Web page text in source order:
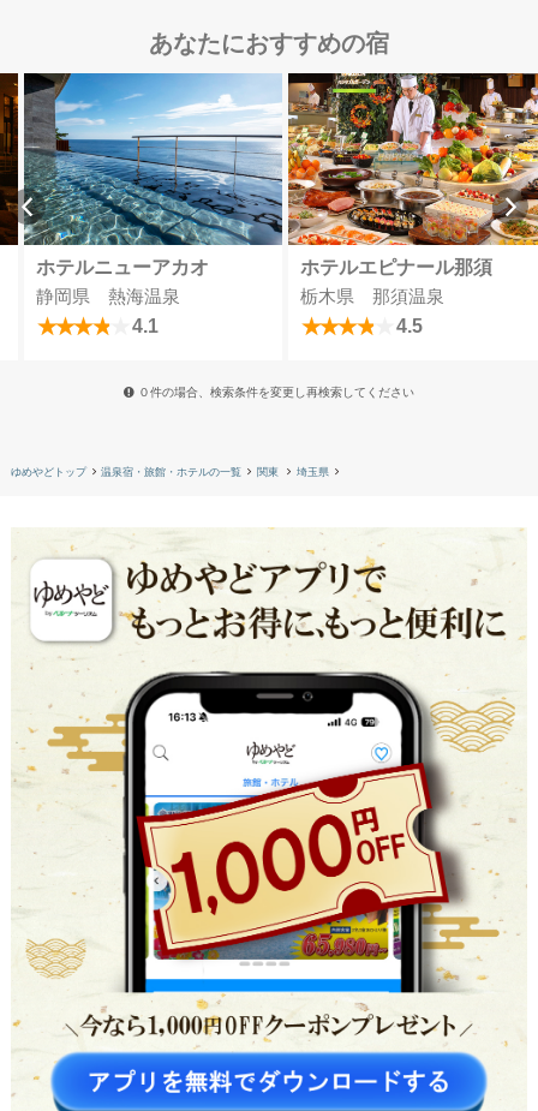
あなたにおすすめの宿
ホテルニューアカオ
静岡県 熱海温泉
4.1
ホテルエピナール那須
栃木県 那須温泉
4.5
０件の場合、検索条件を変更し再検索してください
ゆめやどトップ 温泉宿・旅館・ホテルの一覧 関東 埼玉県